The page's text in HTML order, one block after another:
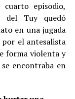
episodio,
del Tuy quedó
en una jugada
por el antesalista
forma violenta y
encontraba en